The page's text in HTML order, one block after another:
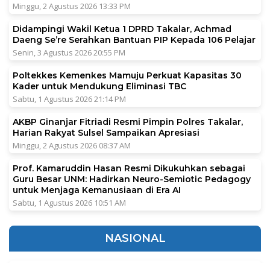
Minggu, 2 Agustus 2026 13:33 PM
Didampingi Wakil Ketua 1 DPRD Takalar, Achmad
Daeng Se’re Serahkan Bantuan PIP Kepada 106 Pelajar
Senin, 3 Agustus 2026 20:55 PM
Poltekkes Kemenkes Mamuju Perkuat Kapasitas 30
Kader untuk Mendukung Eliminasi TBC
Sabtu, 1 Agustus 2026 21:14 PM
AKBP Ginanjar Fitriadi Resmi Pimpin Polres Takalar,
Harian Rakyat Sulsel Sampaikan Apresiasi
Minggu, 2 Agustus 2026 08:37 AM
Prof. Kamaruddin Hasan Resmi Dikukuhkan sebagai
Guru Besar UNM: Hadirkan Neuro-Semiotic Pedagogy
untuk Menjaga Kemanusiaan di Era AI
Sabtu, 1 Agustus 2026 10:51 AM
NASIONAL